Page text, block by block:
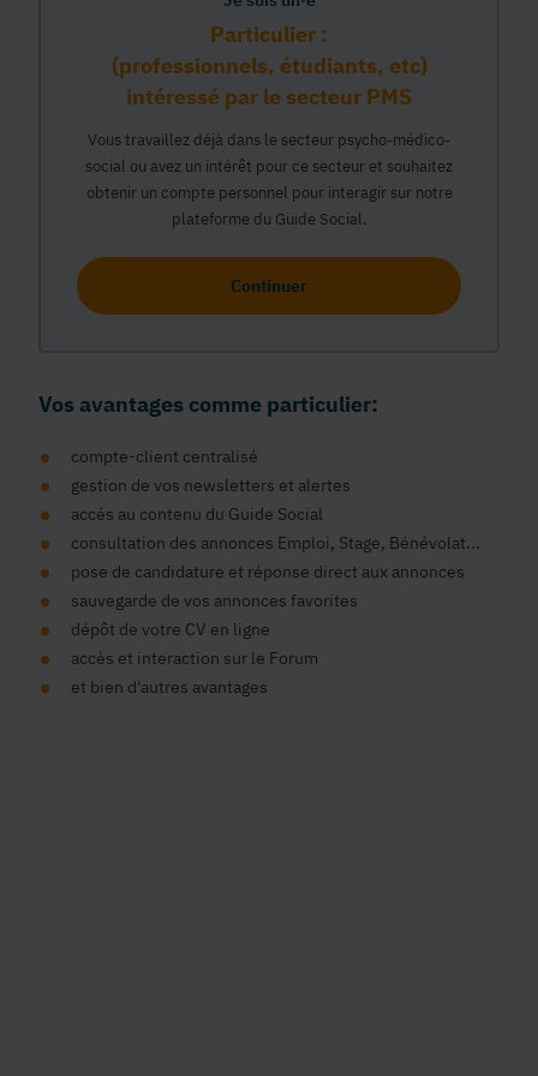
Particulier :
(professionnels, étudiants, etc)
intéressé par le secteur PMS
Vous travaillez déjà dans le secteur psycho-médico-
social ou avez un intérêt pour ce secteur et souhaitez
obtenir un compte personnel pour interagir sur notre
plateforme du Guide Social.
Continuer
Vos avantages comme particulier:
compte-client centralisé
gestion de vos newsletters et alertes
accés au contenu du Guide Social
consultation des annonces Emploi, Stage, Bénévolat...
pose de candidature et réponse direct aux annonces
sauvegarde de vos annonces favorites
dépôt de votre CV en ligne
accès et interaction sur le Forum
et bien d'autres avantages